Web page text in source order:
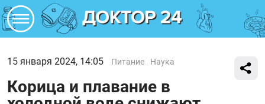
15 января 2024, 14:05 Питание Наука
Корица и плавание в